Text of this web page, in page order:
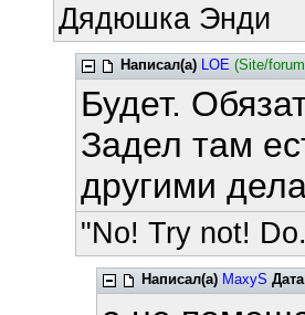
Дядюшка Энди
Написал(а) LOE (Site/
Будет.
Задел там
другими
"No! Try not!
Написал(а) MaxyS Дата